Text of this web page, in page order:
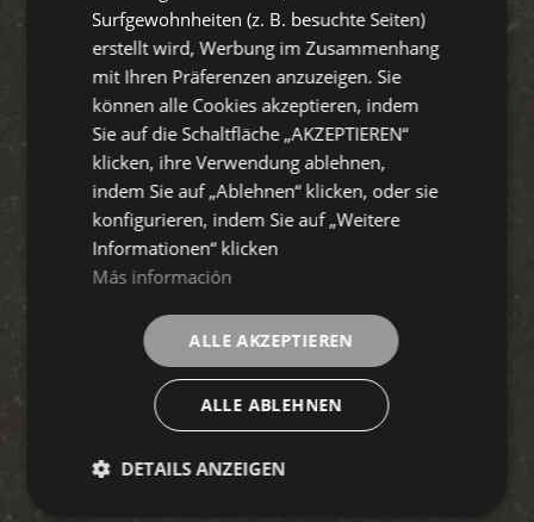
Surfgewohnheiten (z. B. besuchte Seiten)
erstellt wird, Werbung im Zusammenhang
mit Ihren Präferenzen anzuzeigen. Sie
können alle Cookies akzeptieren, indem
Sie auf die Schaltfläche „AKZEPTIEREN“
klicken, ihre Verwendung ablehnen,
indem Sie auf „Ablehnen“ klicken, oder sie
konfigurieren, indem Sie auf „Weitere
Informationen“ klicken
Más información
ALLE AKZEPTIEREN
ALLE ABLEHNEN
DETAILS ANZEIGEN